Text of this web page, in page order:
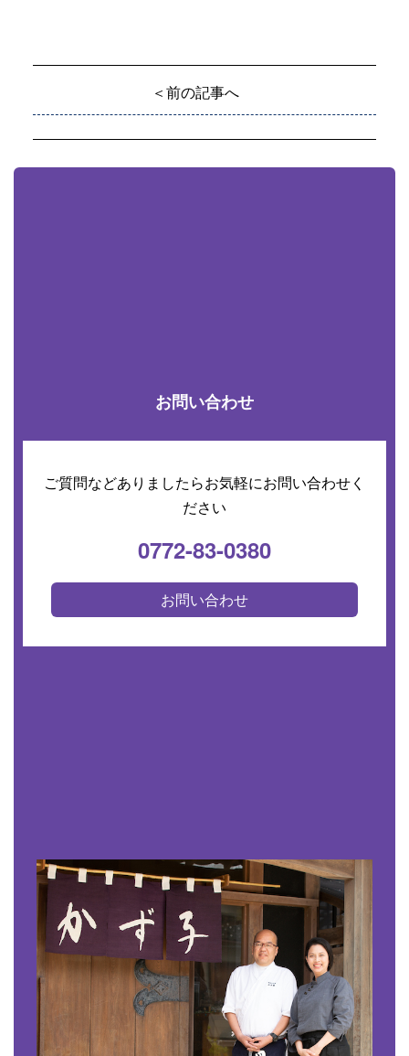
＜前の記事へ
お問い合わせ
ご質問などありましたらお気軽にお問い合わせく
ださい
0772-83-0380
お問い合わせ